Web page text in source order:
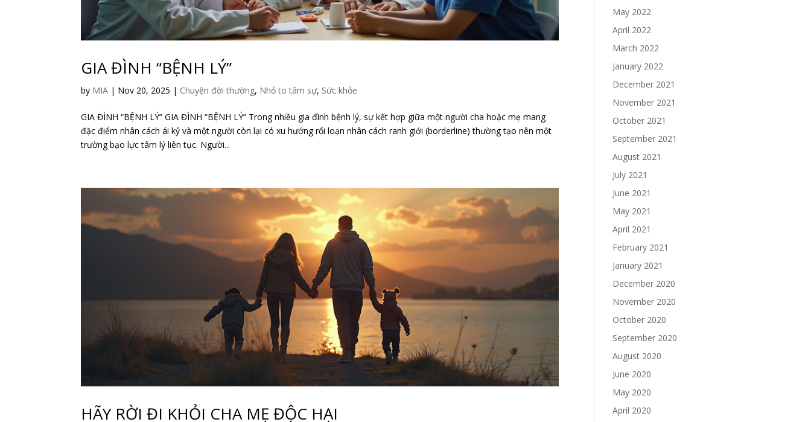
GIA ĐÌNH “BỆNH LÝ”
by MIA | Nov 20, 2025 | Chuyện đời thường, Nhỏ to tâm sự, Sức khỏe
GIA ĐÌNH “BỆNH LÝ” GIA ĐÌNH “BỆNH LÝ” Trong nhiều gia đình bệnh lý, sự kết hợp giữa một người cha hoặc mẹ mang
đặc điểm nhân cách ái kỷ và một người còn lại có xu hướng rối loạn nhân cách ranh giới (borderline) thường tạo nên một
trường bạo lực tâm lý liên tục. Người...
HÃY RỜI ĐI KHỎI CHA MẸ ĐỘC HẠI
May 2022
April 2022
March 2022
January 2022
December 2021
November 2021
October 2021
September 2021
August 2021
July 2021
June 2021
May 2021
April 2021
February 2021
January 2021
December 2020
November 2020
October 2020
September 2020
August 2020
June 2020
May 2020
April 2020